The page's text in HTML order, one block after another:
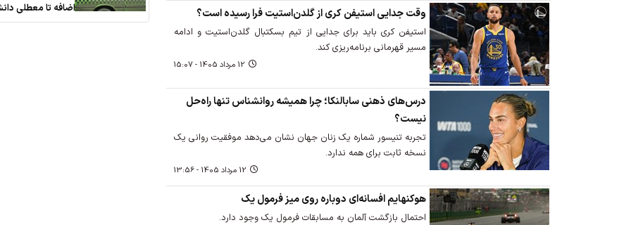
وقت جدایی استیفن کری از گلدن‌استیت فرا رسیده است؟
استیفن کری باید برای جدایی از تیم بسکتبال گلدن‌استیت و ادامه
مسیر قهرمانی برنامه‌ریزی کند.
12 مرداد 1405 - 15:07
درس‌های ذهنی سابالنکا؛ چرا همیشه روانشناس تنها راه‌حل
نیست؟
تجربه تنیسور شماره یک زنان جهان نشان می‌دهد موفقیت روانی یک
نسخه ثابت برای همه ندارد.
12 مرداد 1405 - 13:56
هوکنهایم افسانه‌ای دوباره روی میز فرمول یک
احتمال بازگشت آلمان به مسابقات فرمول یک وجود دارد.
اضافه تا معطلی